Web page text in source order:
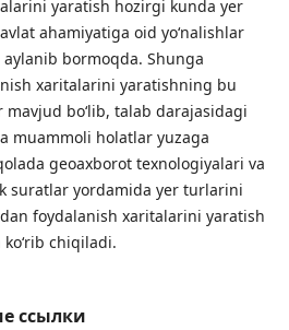
yaratish hozirgi kunda yer
ahamiyatiga oid yo‘nalishlar
bormoqda. Shunga
xaritalarini yaratishning bu
bo‘lib, talab darajasidagi
muammoli holatlar yuzaga
geoaxborot texnologiyalari va
suratlar yordamida yer turlarini
foydalanish xaritalarini yaratish
chiqiladi.
ссылки